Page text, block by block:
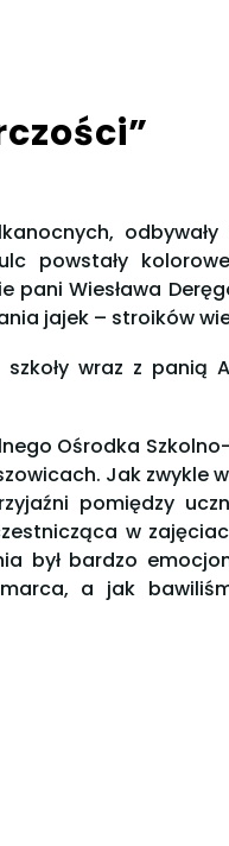
powstały
pani Wiesława
jajek – stroików
wraz z panią
Ośrodka
Jak zwykle
pomiędzy
w
był bardzo
a jak